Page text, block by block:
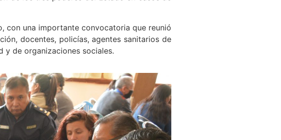
con una importante convocatoria que reunió
docentes, policías, agentes sanitarios de
y de organizaciones sociales.